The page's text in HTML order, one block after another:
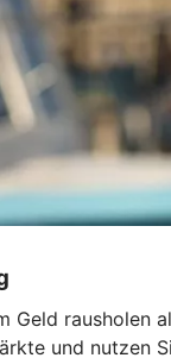
Geld rausholen
und nutzen